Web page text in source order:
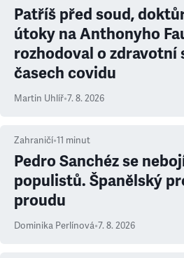
Patříš před soud,
útoky na Anthonyho
rozhodoval o zdravotní
časech covidu
Martin Uhlíř•7. 8. 2026
Zahraničí•11 minut
Pedro Sanchéz se
populistů. Španělský
proudu
Dominika Perlínová•7. 8. 2026